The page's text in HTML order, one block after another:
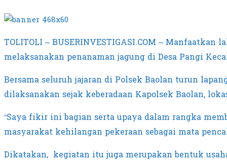
TOLITOLI – BUSERINVESTIGASI.COM –
melaksanakan penanaman jagung di Desa Pangi
Bersama seluruh jajaran di Polsek Baolan turun
dilaksanakan sejak keberadaan Kapolsek Baolan,
“Saya fikir ini bagian serta upaya dalam rangka
masyarakat kehilangan pekeraan sebagai mata
Dikatakan, kegiatan itu juga merupakan bentuk